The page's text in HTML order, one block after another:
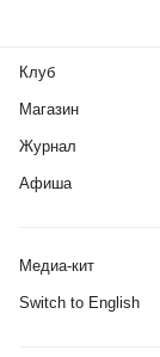
Клуб
Магазин
Журнал
Афиша
Медиа-кит
Switch to English